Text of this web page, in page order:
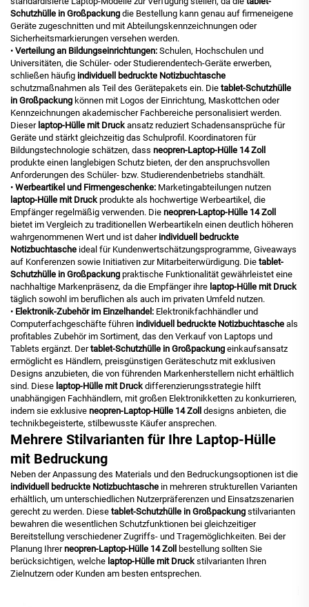
Schutzhülle in Großpackung die Bestellung kann genau auf firmeneigene
Geräte zugeschnitten und mit Abteilungskennzeichnungen oder
Sicherheitsmarkierungen versehen werden.
• Verteilung an Bildungseinrichtungen: Schulen, Hochschulen und
Universitäten, die Schüler- oder Studierendentech-Geräte erwerben,
schließen häufig individuell bedruckte Notizbuchtasche
schutzmaßnahmen als Teil des Gerätepakets ein. Die tablet-Schutzhülle
in Großpackung können mit Logos der Einrichtung, Maskottchen oder
Kennzeichnungen akademischer Fachbereiche personalisiert werden.
Dieser laptop-Hülle mit Druckansatz reduziert Schadensansprüche für
Geräte und stärkt gleichzeitig das Schulprofil. Koordinatoren für
Bildungstechnologie schätzen, dass neopren-Laptop-Hülle 14 Zoll
produkte einen langlebigen Schutz bieten, der den anspruchsvollen
Anforderungen des Schüler- bzw. Studierendenbetriebs standhält.
• Werbeartikel und Firmengeschenke: Marketingabteilungen nutzen
laptop-Hülle mit Druckprodukte als hochwertige Werbeartikel, die
Empfänger regelmäßig verwenden. Die neopren-Laptop-Hülle 14 Zoll
bietet im Vergleich zu traditionellen Werbeartikeln einen deutlich höheren
wahrgenommenen Wert und ist daher individuell bedruckte
Notizbuchtasche ideal für Kundenwertschätzungsprogramme, Giveaways
auf Konferenzen sowie Initiativen zur Mitarbeiterwürdigung. Die tablet-
Schutzhülle in Großpackung praktische Funktionalität gewährleistet eine
nachhaltige Markenpräsenz, da die Empfänger ihre laptop-Hülle mit Druck
täglich sowohl im beruflichen als auch im privaten Umfeld nutzen.
• Elektronik-Zubehör im Einzelhandel: Elektronikfachhändler und
Computerfachgeschäfte führen individuell bedruckte Notizbuchtasche als
profitables Zubehör im Sortiment, das den Verkauf von Laptops und
Tablets ergänzt. Dertablet-Schutzhülle in Großpackung einkaufsansatz
ermöglicht es Händlern, preisgünstigen Geräteschutz mit exklusiven
Designs anzubieten, die von führenden Markenherstellern nicht erhältlich
sind. Diese laptop-Hülle mit Druckdifferenzierungsstrategie hilft
unabhängigen Fachhändlern, mit großen Elektronikketten zu konkurrieren,
indem sie exklusive neopren-Laptop-Hülle 14 Zoll designs anbieten, die
technikbegeisterte, stilbewusste Käufer ansprechen.
Mehrere Stilvarianten für Ihre Laptop-Hülle
mit Bedruckung
Neben der Anpassung des Materials und den Bedruckungsoptionen ist die
individuell bedruckte Notizbuchtasche in mehreren strukturellen Varianten
erhältlich, um unterschiedlichen Nutzerpräferenzen und Einsatzszenarien
gerecht zu werden. Diese tablet-Schutzhülle in Großpackung stilvarianten
bewahren die wesentlichen Schutzfunktionen bei gleichzeitiger
Bereitstellung verschiedener Zugriffs- und Tragemöglichkeiten. Bei der
Planung Ihrerneopren-Laptop-Hülle 14 Zoll
bestellung sollten Sie
berücksichtigen, welche laptop-Hülle mit Druckstilvarianten Ihren
Zielnutzern oder Kunden am besten entsprechen.